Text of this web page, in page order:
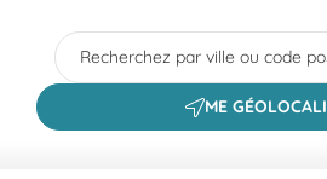
City, State/Province, Zip or City &
ME